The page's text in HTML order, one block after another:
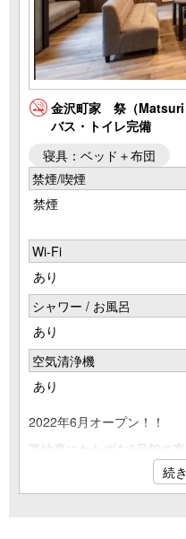
金沢町家 祭（Matsuri
バス・トイレ完備
寝具：ベッド＋布団
禁煙/喫煙
禁煙
Wi-Fi
あり
シャワー / お風呂
あり
空気清浄機
あり
2022年6月オープン！！
路地裏にたたずむ6号館の
ベッドルームのほか、和室
続